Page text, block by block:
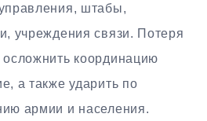
штабы,
учреждения связи. Потеря
координацию
а также ударить по
армии и населения.